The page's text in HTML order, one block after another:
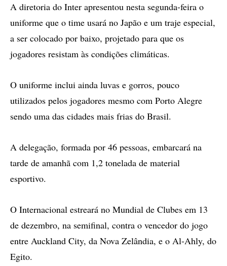
A diretoria do Inter apresentou nesta segunda-feira o
uniforme que o time usará no Japão e um traje especial,
a ser colocado por baixo, projetado para que os
jogadores resistam às condições climáticas.
O uniforme inclui ainda luvas e gorros, pouco
utilizados pelos jogadores mesmo com Porto Alegre
sendo uma das cidades mais frias do Brasil.
A delegação, formada por 46 pessoas, embarcará na
tarde de amanhã com 1,2 tonelada de material
esportivo.
O Internacional estreará no Mundial de Clubes em 13
de dezembro, na semifinal, contra o vencedor do jogo
entre Auckland City, da Nova Zelândia, e o Al-Ahly, do
Egito.